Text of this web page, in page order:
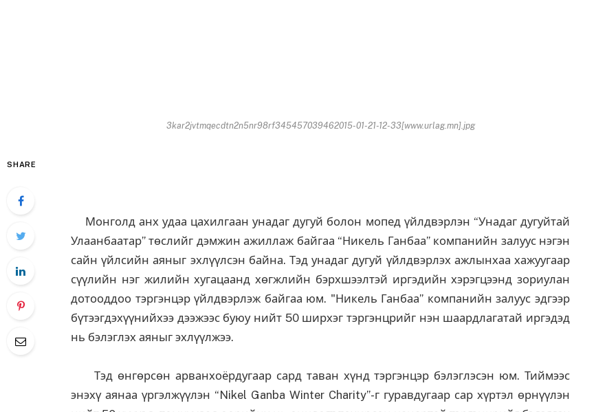
3kar2jvtmqecdtn2n5nr98rf345457039462015-01-21-12-33[www.urlag.mn].jpg
SHARE
Монголд анх удаа цахилгаан унадаг дугуй болон мопед үйлдвэрлэн “Унадаг дугуйтай
Улаанбаатар” төслийг дэмжин ажиллаж байгаа “Никель Ганбаа” компанийн залуус нэгэн
сайн үйлсийн аяныг эхлүүлсэн байна. Тэд унадаг дугуй үйлдвэрлэх ажлынхаа хажуугаар
сүүлийн нэг жилийн хугацаанд хөгжлийн бэрхшээлтэй иргэдийн хэрэгцээнд зориулан
дотооддоо тэргэнцэр үйлдвэрлэж байгаа юм. "Никель Ганбаа” компанийн залуус эдгээр
бүтээгдэхүүнийхээ дээжээс буюу нийт 50 ширхэг тэргэнцрийг нэн шаардлагатай иргэдэд
нь бэлэглэх аяныг эхлүүлжээ.
Тэд өнгөрсөн арванхоёрдугаар сард таван хүнд тэргэнцэр бэлэглэсэн юм. Тиймээс
энэхү аянаа үргэлжүүлэн “Nikel Ganba Winter Charity”-г гуравдугаар сар хүртэл өрнүүлэн